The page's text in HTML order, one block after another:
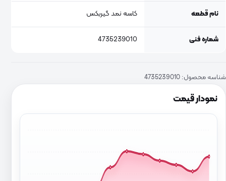
نمودار قیمت
نام قطعه کاسه نمد گیربکس
شماره فنی 4735239010
شناسه محصول: 4735239010